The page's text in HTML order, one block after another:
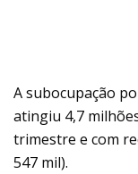
A subocupação
atingiu 4,7
trimestre e com
547 mil).